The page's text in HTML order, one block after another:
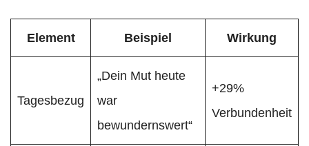
Element Beispiel Wirkung
Tagesbezug
„Dein Mut heute
war
bewundernswert“
+29%
Verbundenheit